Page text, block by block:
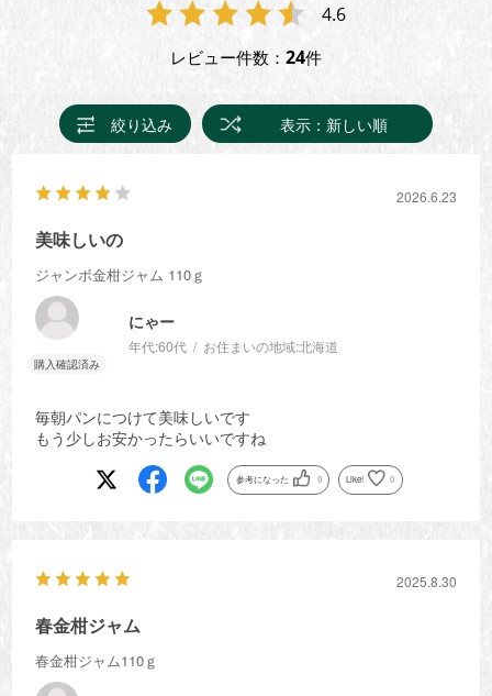
4.6
レビュー件数： 24件
絞り込み 表示：新しい順
2026.6.23
美味しいの
ジャンボ金柑ジャム 110ｇ
にゃー
年代:60代 お住まいの地域:北海道
毎朝パンにつけて美味しいです
もう少しお安かったらいいですね
参考になった 0 Like! 0
2025.8.30
春金柑ジャム
春金柑ジャム110ｇ